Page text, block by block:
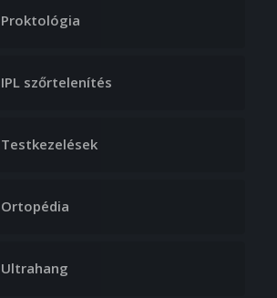
Proktológia
IPL szőrtelenítés
Testkezelések
Ortopédia
Ultrahang